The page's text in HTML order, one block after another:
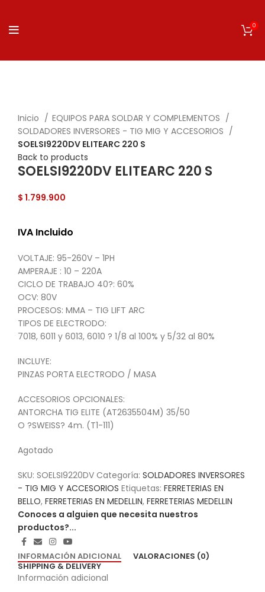
0
Inicio
EQUIPOS PARA SOLDAR Y COMPLEMENTOS
SOLDADORES INVERSORES - TIG MIG Y ACCESORIOS
SOELSI9220DV ELITEARC 220 S
Back to products
SOELSI9220DV ELITEARC 220 S
$ 1.799.900
IVA Incluido
VOLTAJE: 95-260V – 1PH
AMPERAJE : 10 – 220A
CICLO DE TRABAJO 40?: 60%
OCV: 80V
PROCESOS: MMA – TIG LIFT ARC
TIPOS DE ELECTRODO:
7018, 6011 y 6013, 6010 ? 1/8 al 100% y 5/32 al 80%
INCLUYE:
PINZAS PORTA ELECTRODO / MASA
ACCESORIOS OPCIONALES:
ANTORCHA TIG ELITE (AT2635504M) 35/50
O ?SWEISS? 4m. (T1-111)
Agotado
SKU: SOELSI9220DV Categoría: SOLDADORES INVERSORES
- TIG MIG Y ACCESORIOS Etiquetas: FERRETERIAS EN
BELLO, FERRETERIAS EN MEDELLIN, FERRETERIAS MEDELLIN
Conoces a alguien que necesita nuestros
productos?...
INFORMACIÓN ADICIONAL
VALORACIONES (0)
SHIPPING & DELIVERY
Información adicional